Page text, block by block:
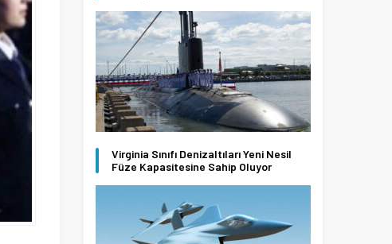
Virginia Sınıfı Denizaltıları Yeni Nesil
Füze Kapasitesine Sahip Oluyor